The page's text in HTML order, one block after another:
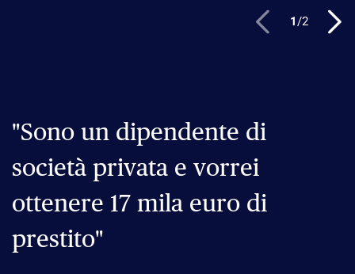
1/2
"Sono un dipendente di
società privata e vorrei
ottenere 17 mila euro di
prestito"